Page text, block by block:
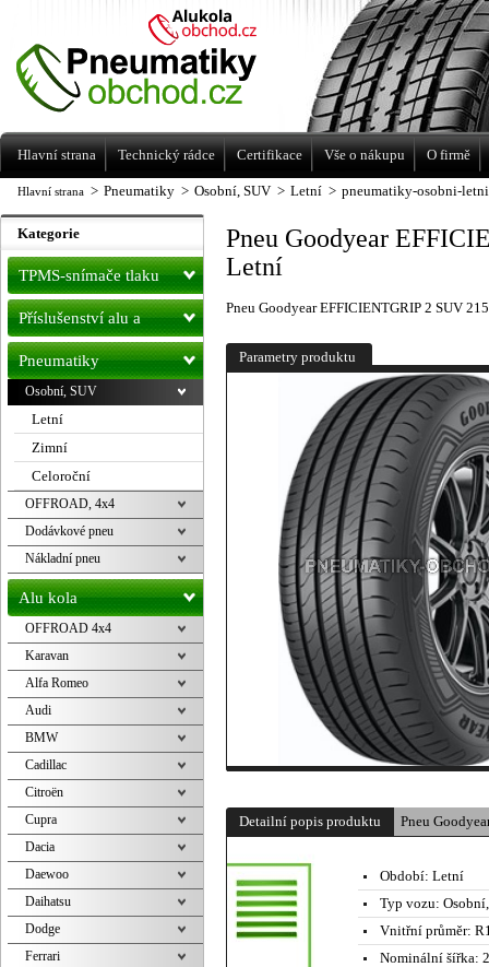
Hlavní strana > Pneumatiky > Osobní, SUV > Letní > pneumatiky-osobni-
Pneu Goodyear
Letní
Pneu Goodyear EFFICIENTGRIP 2 SUV
Parametry produktu
Detailní popis produktu Pneu
Období: Letní
Typ vozu:
Vnitřní průměr:
Nominální šířka:
Kategorie
TPMS-snímače tlaku
Příslušenství alu a
pneu
Pneumatiky
Osobní, SUV
Letní
Zimní
Celoroční
OFFROAD, 4x4
Dodávkové pneu
Nákladní pneu
Alu kola
OFFROAD 4x4
Karavan
Alfa Romeo
Audi
BMW
Cadillac
Citroën
Cupra
Dacia
Daewoo
Daihatsu
Dodge
Ferrari
Levné pneumatiky letní, zimní, Alu kola
a litá kola Racing Line
Hlavní strana Technický rádce Certifikace Vše o nákupu O firmě